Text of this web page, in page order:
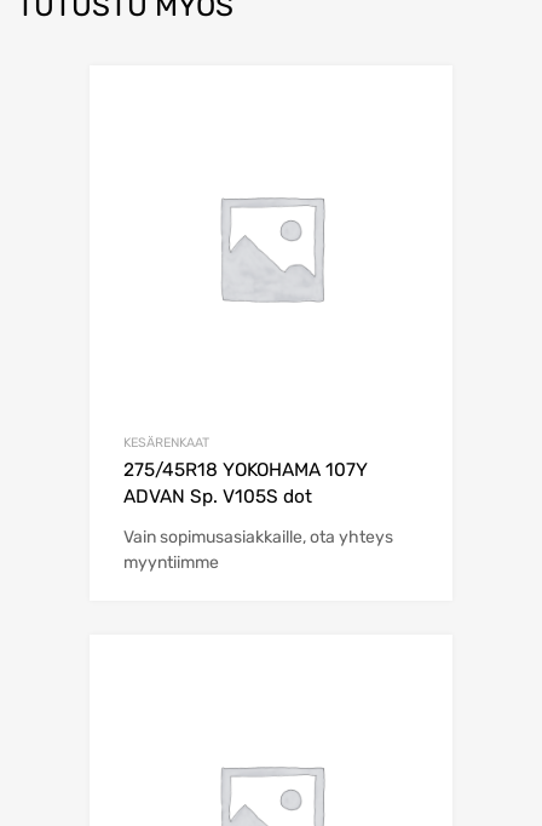
KESÄRENKAAT
275/45R18 YOKOHAMA 107Y
ADVAN Sp. V105S dot
Vain sopimusasiakkaille, ota yhteys
myyntiimme